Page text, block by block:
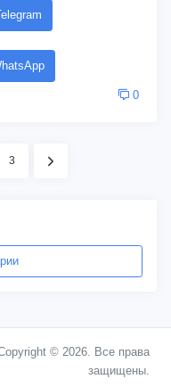
0
3
© 2026. Все права
защищены.